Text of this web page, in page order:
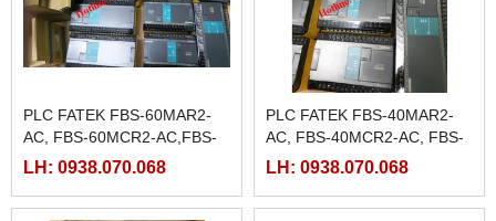
PLC FATEK FBS-60MAR2-
AC, FBS-60MCR2-AC,FBS-
60MAT2-AC, FBS-60MCT2-
LH: 0938.070.068
PLC FATEK FBS-40MAR2-
AC, FBS-40MCR2-AC, FBS-
40MCRT-AC, FBS-40MART-
LH: 0938.070.068